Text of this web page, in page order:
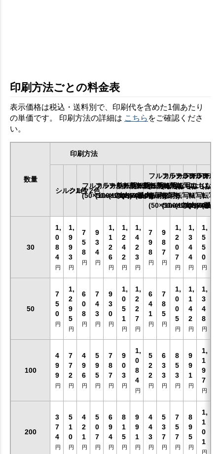
印刷方法ごとの料金表
表示価格は税込・送料別で、印刷代を含めた1個あたり
の単価です。 印刷方法の詳細は こちら をご確認くださ
い。
数量
印刷方法
シルク1色
シルク2色
フルカラー熱転写SS
(50×50mm以内)
フルカラー熱転写S
(100×100mm以内)
フルカラー熱転写M
(170×170mm以内)
フルカラー熱転写L
(240×200mm以内)
フルカラー熱転写LL
(最大)
フルカラーDTF
(ふちなし)
転写SS
(50×50mm以内)
フルカラーDTF
(ふちなし)
転写S
(100×100mm以内)
フルカラー
(ふちなし)
転写M
(170×170mm
フルカラ
(ふちなし)
転写L
フル
(ふち
転写
(最大)
30
1,
0
8
4
円
1,
9
9
3
円
7
5
8
円
9
3
4
円
1,
1
2
6
円
1,
2
4
2
円
1,
4
2
3
円
7
9
8
円
9
8
7
円
1,
2
0
7
円
1,
3
4
4
円
1,
5
5
0
円
50
7
5
0
円
1,
2
9
5
円
6
0
8
円
7
4
3
円
9
3
0
円
1,
0
5
1
円
1,
2
2
7
円
6
4
1
円
7
8
5
円
1,
0
0
5
円
1,
1
4
2
円
1,
3
4
8
円
100
4
9
9
円
7
7
2
円
4
9
6
円
5
9
5
円
7
8
7
円
9
0
3
円
1,
0
8
4
円
5
2
2
円
6
3
3
円
8
5
3
円
9
9
1
円
1,
1
9
7
円
200
3
7
4
円
5
1
0
円
4
2
1
円
5
0
7
円
6
9
4
円
8
1
5
円
9
9
1
円
4
4
3
円
5
3
7
円
7
5
7
円
8
9
5
円
1,
1
0
1
円